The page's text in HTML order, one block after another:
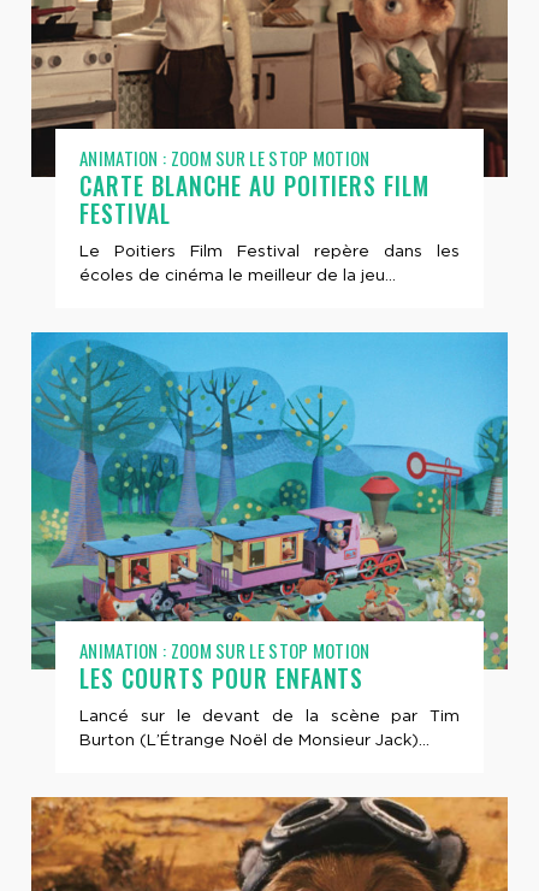
ANIMATION : ZOOM SUR LE STOP MOTION
CARTE BLANCHE AU POITIERS FILM
FESTIVAL
Le Poitiers Film Festival repère dans les
écoles de cinéma le meilleur de la jeu...
ANIMATION : ZOOM SUR LE STOP MOTION
LES COURTS POUR ENFANTS
Lancé sur le devant de la scène par Tim
Burton (L’Étrange Noël de Monsieur Jack)...